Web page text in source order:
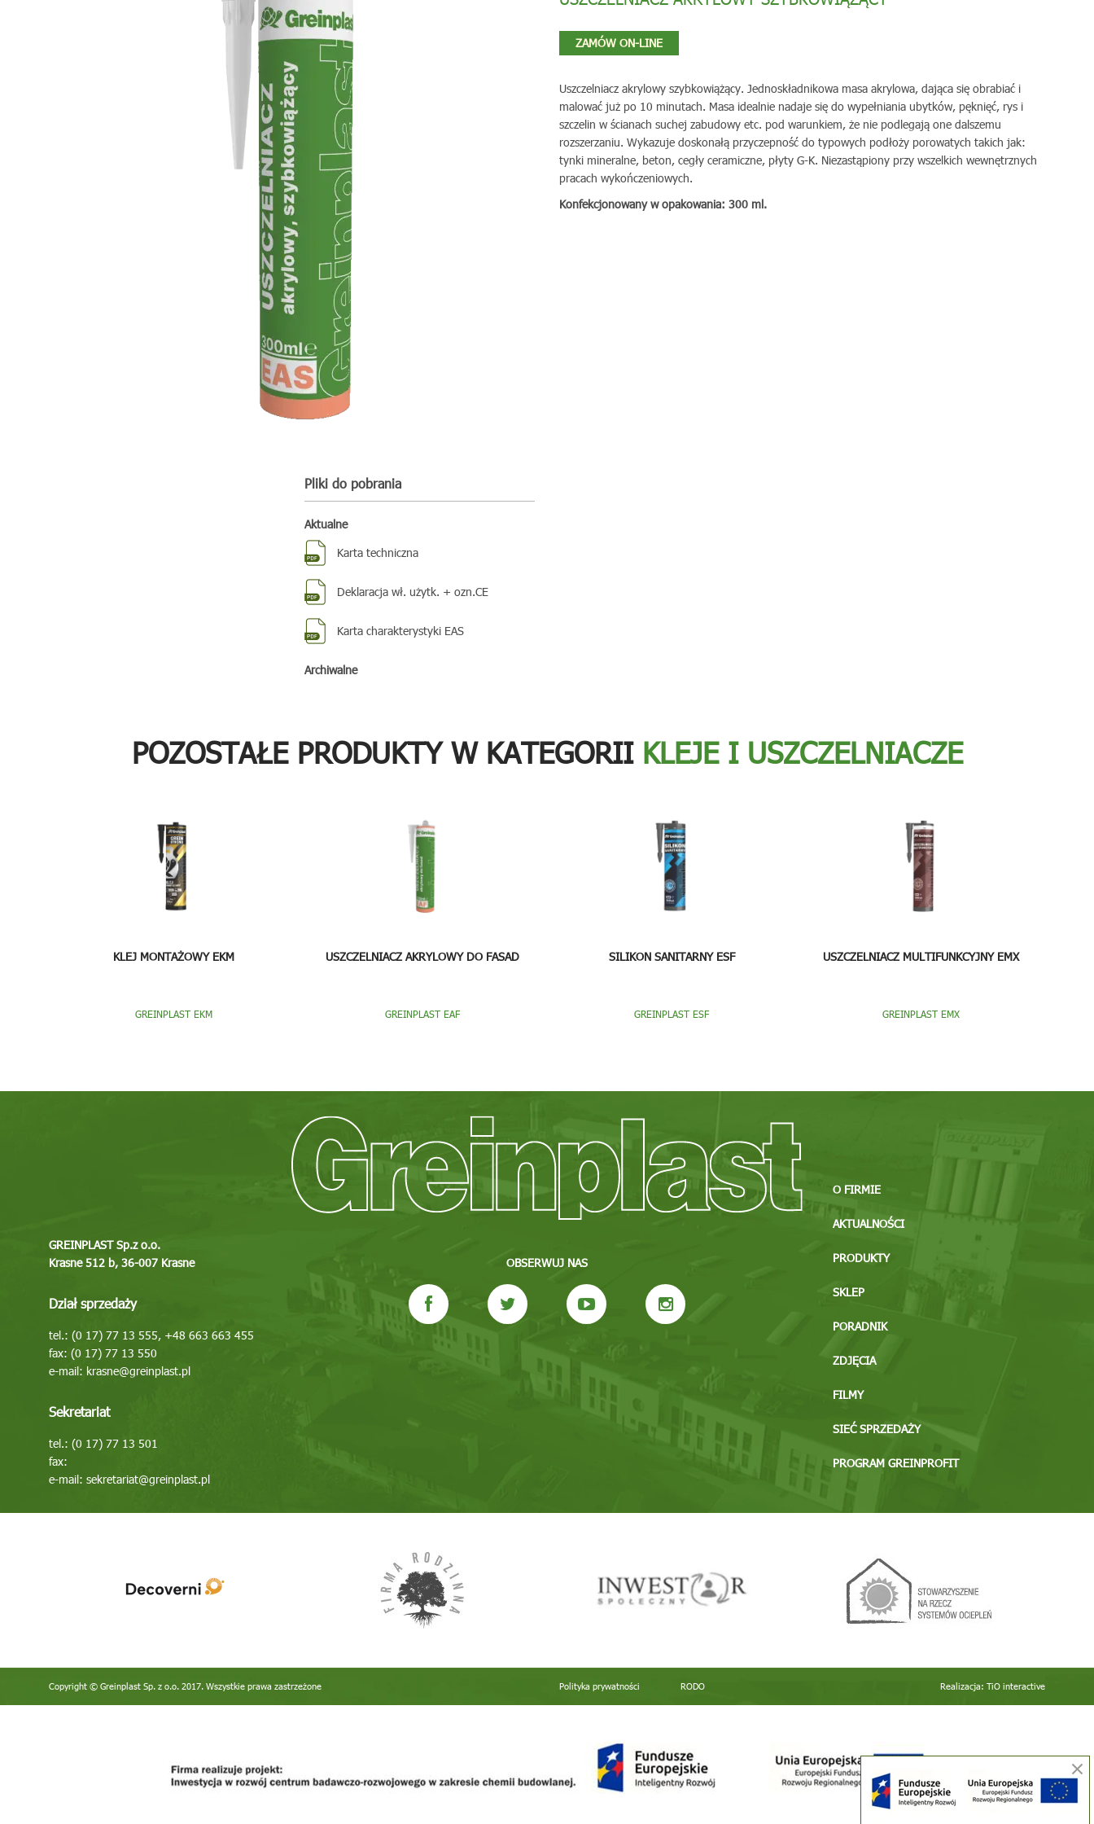
ZAMÓW ON-LINE
Uszczelniacz akrylowy szybkowiążący. Jednoskładnikowa masa akrylowa, dająca się obrabiać i
malować już po 10 minutach. Masa idealnie nadaje się do wypełniania ubytków, pęknięć, rys i
szczelin w ścianach suchej zabudowy etc. pod warunkiem, że nie podlegają one dalszemu
rozszerzaniu. Wykazuje doskonałą przyczepność do typowych podłoży porowatych takich jak:
tynki mineralne, beton, cegły ceramiczne, płyty G-K. Niezastąpiony przy wszelkich wewnętrznych
pracach wykończeniowych.
Konfekcjonowany w opakowania: 300 ml.
Pliki do pobrania
Aktualne
Karta techniczna
Deklaracja wł. użytk. + ozn.CE
Karta charakterystyki EAS
Archiwalne
POZOSTAŁE PRODUKTY W KATEGORII KLEJE I USZCZELNIACZE
KLEJ MONTAŻOWY EKM
GREINPLAST EKM
USZCZELNIACZ AKRYLOWY DO FASAD
GREINPLAST EAF
SILIKON SANITARNY ESF
GREINPLAST ESF
USZCZELNIACZ MULTIFUNKCYJNY EMX
GREINPLAST EMX
GREINPLAST Sp.z o.o.
Krasne 512 b, 36-007 Krasne
Dział sprzedaży
tel.: (0 17) 77 13 555, +48 663 663 455
fax: (0 17) 77 13 550
e-mail: krasne@greinplast.pl
Sekretariat
tel.: (0 17) 77 13 501
fax:
e-mail: sekretariat@greinplast.pl
OBSERWUJ NAS
O FIRMIE
AKTUALNOŚCI
PRODUKTY
SKLEP
PORADNIK
ZDJĘCIA
FILMY
SIEĆ SPRZEDAŻY
PROGRAM GREINPROFIT
Copyright © Greinplast Sp. z o.o. 2017. Wszystkie prawa zastrzeżone Polityka prywatności RODO Realizacja: TiO interactive